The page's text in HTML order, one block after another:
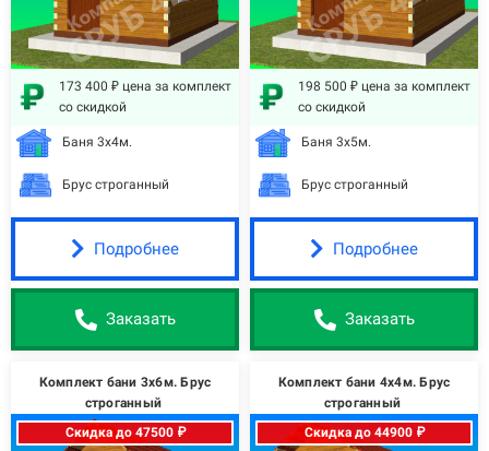
173 400 ₽ цена за комплект
со скидкой
Баня 3х4м.
Брус строганный
Подробнее
Заказать
198 500 ₽ цена за комплект
со скидкой
Баня 3х5м.
Брус строганный
Подробнее
Заказать
Комплект бани 3х6м. Брус
строганный
Скидка до 47500 ₽
Комплект бани 4х4м. Брус
строганный
Скидка до 44900 ₽